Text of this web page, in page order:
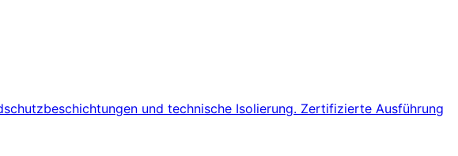
und technische Isolierung. Zertifizierte Ausführung